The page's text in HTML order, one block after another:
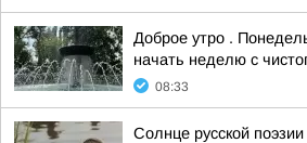
Доброе утро .
начать неделю с
08:33
Солнце русской